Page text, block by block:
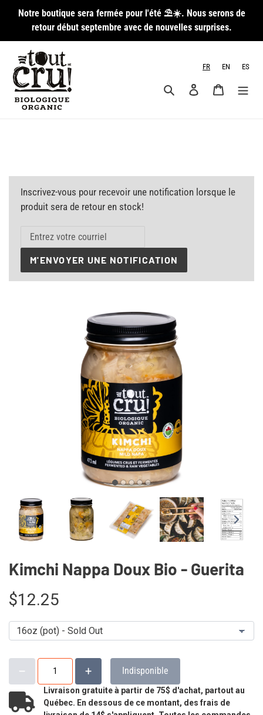
Passer
contenu
Notre boutique sera fermée pour l'été ⛱️☀️. Nous serons de
retour début septembre avec de nouvelles surprises.
FR EN ES
RechercherSe connecter
Panier
Inscrivez-vous pour recevoir une notification lorsque le
produit sera de retour en stock!
M'ENVOYER UNE NOTIFICATION
Kimchi Nappa Doux Bio - Guerita
$12.25
Indisponible
Livraison gratuite à partir de 75$ d'achat, partout au
Québec. En dessous de ce montant, des frais de